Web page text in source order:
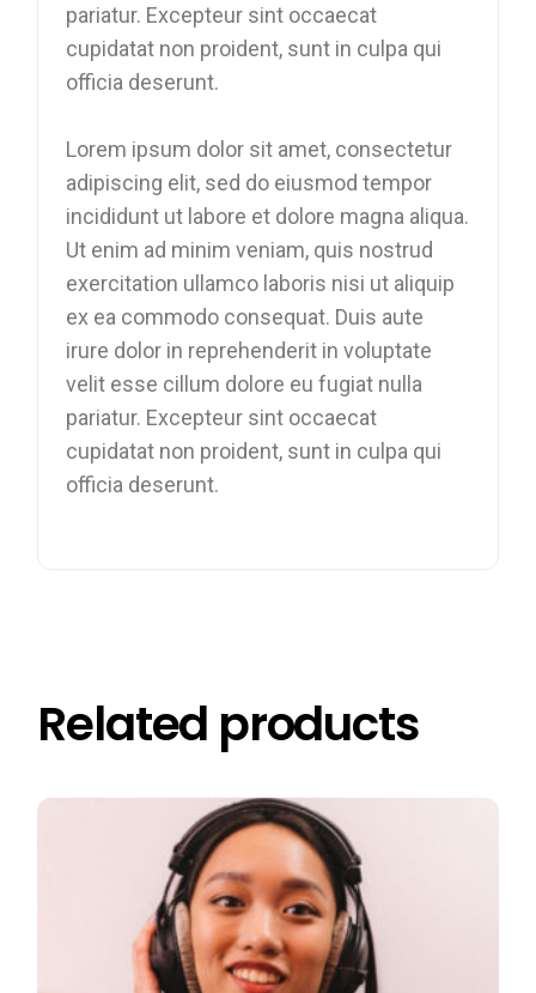
pariatur. Excepteur sint occaecat
cupidatat non proident, sunt in culpa qui
officia deserunt.
Lorem ipsum dolor sit amet, consectetur
adipiscing elit, sed do eiusmod tempor
incididunt ut labore et dolore magna aliqua.
Ut enim ad minim veniam, quis nostrud
exercitation ullamco laboris nisi ut aliquip
ex ea commodo consequat. Duis aute
irure dolor in reprehenderit in voluptate
velit esse cillum dolore eu fugiat nulla
pariatur. Excepteur sint occaecat
cupidatat non proident, sunt in culpa qui
officia deserunt.
Related products